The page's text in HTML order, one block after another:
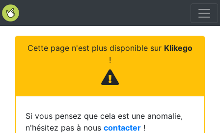
Cette page n'est plus disponible sur Klikego
!
Si vous pensez que cela est une anomalie,
n'hésitez pas à nous contacter !